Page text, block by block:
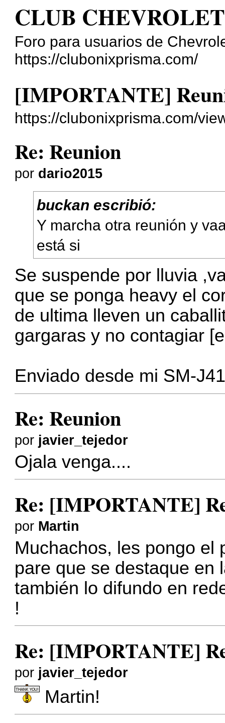
CLUB
Foro para usuarios de
https://clubonixprisma.com/
[IMPORTANTE]
https://clubonixprisma.com/
Re: Reunion
por dario2015
buckan escribió:
Y marcha otra reunión y
está si
Se suspende por lluvia
que se ponga heavy el
de ultima lleven un
gargaras y no contagiar
Enviado desde mi SM-
Re: Reunion
por javier_tejedor
Ojala venga....
Re: [IMPORTANTE]
por Martin
Muchachos, les pongo el
pare que se destaque en
también lo difundo en
!
Re: [IMPORTANTE]
por javier_tejedor
Martin!